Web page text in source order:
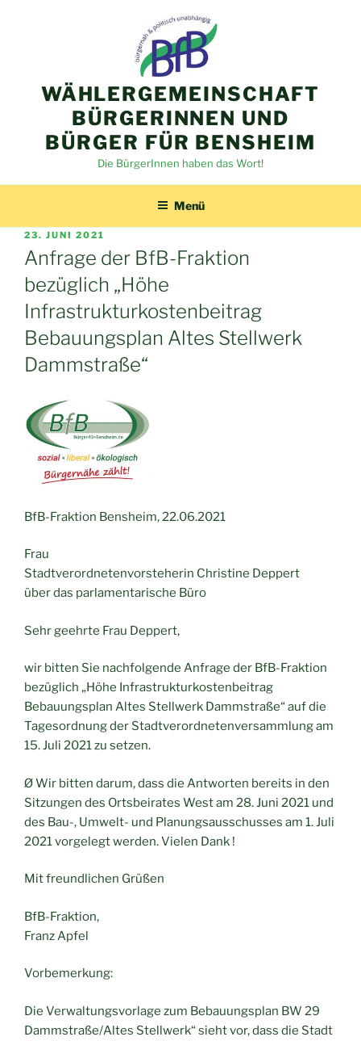
WÄHLERGEMEINSCHAFT
BÜRGERINNEN UND
BÜRGER FÜR BENSHEIM
Die BürgerInnen haben das Wort!
Menü
VERÖFFENTLICHT
AM
23. JUNI 2021
Anfrage der BfB-Fraktion
bezüglich „Höhe
Infrastrukturkostenbeitrag
Bebauungsplan Altes Stellwerk
Dammstraße“
BfB-Fraktion Bensheim, 22.06.2021
Frau
Stadtverordnetenvorsteherin Christine Deppert
über das parlamentarische Büro
Sehr geehrte Frau Deppert,
wir bitten Sie nachfolgende Anfrage der BfB-Fraktion
bezüglich „Höhe Infrastrukturkostenbeitrag
Bebauungsplan Altes Stellwerk Dammstraße“ auf die
Tagesordnung der Stadtverordnetenversammlung am
15. Juli 2021 zu setzen.
Ø Wir bitten darum, dass die Antworten bereits in den
Sitzungen des Ortsbeirates West am 28. Juni 2021 und
des Bau-, Umwelt- und Planungsausschusses am 1. Juli
2021 vorgelegt werden. Vielen Dank !
Mit freundlichen Grüßen
BfB-Fraktion,
Franz Apfel
Vorbemerkung:
Die Verwaltungsvorlage zum Bebauungsplan BW 29
Dammstraße/Altes Stellwerk“ sieht vor, dass die Stadt